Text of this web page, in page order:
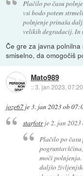
Plačilo po času
vsi bodo potem
polnjenje prinaša
velikih degradacij. In
Če gre za javna
smiselno, da omogočiš
Mato989
::3. jan 2023, 07:20
joze67 je3. jan 2023 ob
starfotrje2. jan 2023
Plačilo po času
moči
daljšo